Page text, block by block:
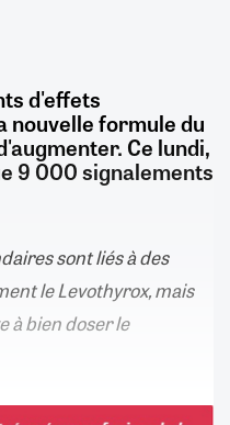
d'effets
nouvelle formule du
Ce lundi,
9 000 signalements
sont liés à des
le Levothyrox, mais
à bien doser le